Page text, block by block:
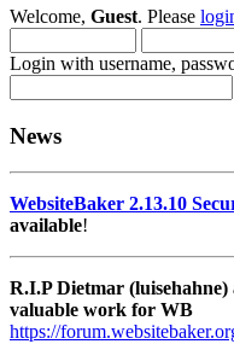
Welcome, Guest. Please
Login with username,
News
WebsiteBaker 2.13.10
available!
R.I.P Dietmar
valuable work for WB
https://